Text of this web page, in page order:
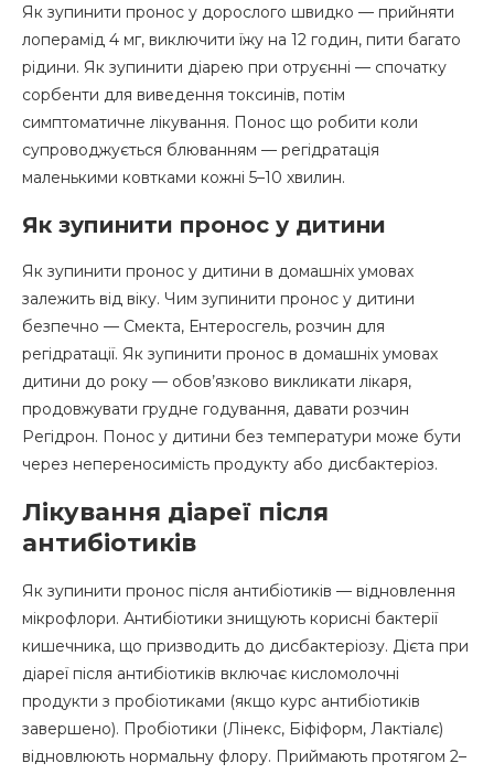
Як зупинити пронос у дорослого швидко — прийняти
лоперамід 4 мг, виключити їжу на 12 годин, пити багато
рідини. Як зупинити діарею при отруєнні — спочатку
сорбенти для виведення токсинів, потім
симптоматичне лікування. Понос що робити коли
супроводжується блюванням — регідратація
маленькими ковтками кожні 5–10 хвилин.
Як зупинити пронос у дитини
Як зупинити пронос у дитини в домашніх умовах
залежить від віку. Чим зупинити пронос у дитини
безпечно — Смекта, Ентеросгель, розчин для
регідратації. Як зупинити пронос в домашніх умовах
дитини до року — обов’язково викликати лікаря,
продовжувати грудне годування, давати розчин
Регідрон. Понос у дитини без температури може бути
через непереносимість продукту або дисбактеріоз.
Лікування діареї після
антибіотиків
Як зупинити пронос після антибіотиків — відновлення
мікрофлори. Антибіотики знищують корисні бактерії
кишечника, що призводить до дисбактеріозу. Дієта при
діареї після антибіотиків включає кисломолочні
продукти з пробіотиками (якщо курс антибіотиків
завершено). Пробіотики (Лінекс, Біфіформ, Лактіалє)
відновлюють нормальну флору. Приймають протягом 2–